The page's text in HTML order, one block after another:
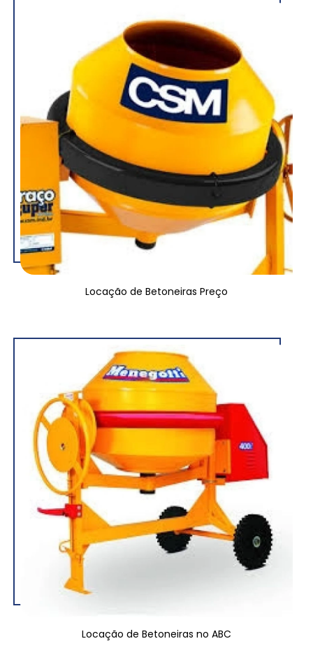
Locação de Betoneiras Preço
Locação de Betoneiras no ABC